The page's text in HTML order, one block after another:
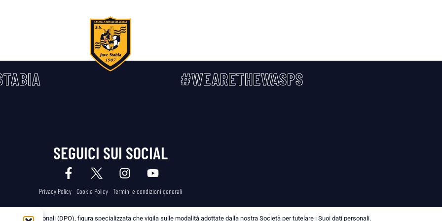
#WEARETHEWASPS
SEGUICI SUI SOCIAL
Privacy Policy Cookie Policy Termini e condizioni generali
dei Dati Personali (DPO), figura specializzata che vigila sulle modalità adottate dalla nostra Società per tutelare i Suoi dati personali.